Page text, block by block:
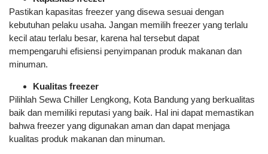
Pastikan kapasitas freezer yang disewa sesuai dengan
kebutuhan pelaku usaha. Jangan memilih freezer yang terlalu
kecil atau terlalu besar, karena hal tersebut dapat
mempengaruhi efisiensi penyimpanan produk makanan dan
minuman.
Kualitas freezer
Pilihlah Sewa Chiller Lengkong, Kota Bandung yang berkualitas
baik dan memiliki reputasi yang baik. Hal ini dapat memastikan
bahwa freezer yang digunakan aman dan dapat menjaga
kualitas produk makanan dan minuman.